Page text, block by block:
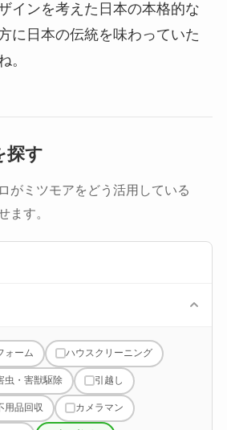
インを考えた日本の本格的な
に日本の伝統を味わっていた
。
探す
がミツモアをどう活用している
ます。
ォーム ハウスクリーニング
虫・害獣駆除 引越し
用品回収 カメラマン